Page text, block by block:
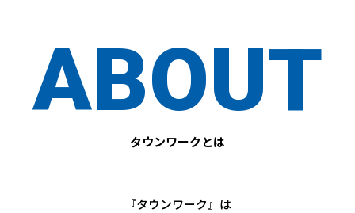
ABOUT
タウンワークとは
『タウンワーク』は